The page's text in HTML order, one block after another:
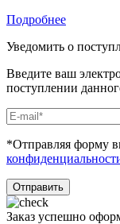
Подробнее
Уведомить о
Введите ваш
поступлении
*Отправляя форму
Отправить
Заказ успешно